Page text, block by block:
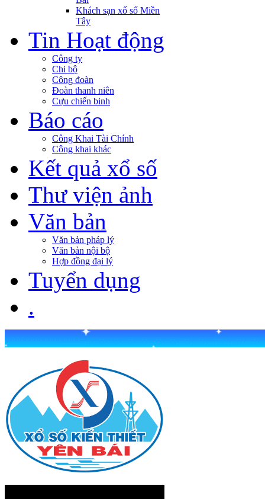
Khách sạn xổ số Miền
Tây
Tin Hoạt động
Công ty
Chi bộ
Công đoàn
Đoàn thanh niên
Cựu chiến binh
Báo cáo
Công Khai Tài Chính
Công khai khác
Kết quả xổ số
Thư viện ảnh
Văn bản
Văn bản pháp lý
Văn bản nội bộ
Hợp đồng đại lý
Tuyển dụng
.